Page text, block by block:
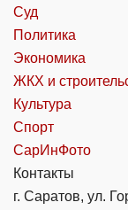
Суд
Политика
Экономика
ЖКХ и
Культура
Спорт
СарИнФото
Контакты
г. Саратов, ул.